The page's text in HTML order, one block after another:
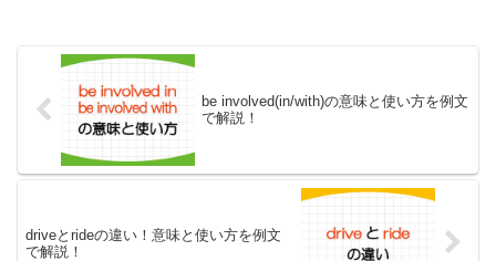
be involved(in/with)の意味と使い方を例文
で解説！
driveとrideの違い！意味と使い方を例文
で解説！